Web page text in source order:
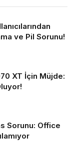
ve Pil Sorunu!
XT İçin Müjde:
Sorunu: Office